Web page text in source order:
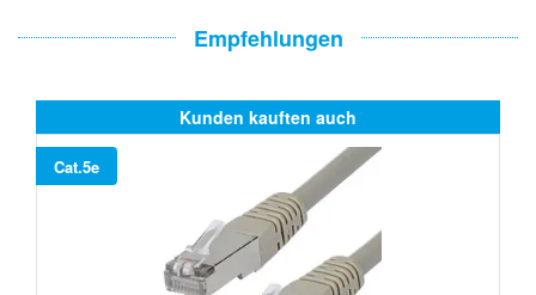
Empfehlungen
Kunden kauften auch
Cat.5e